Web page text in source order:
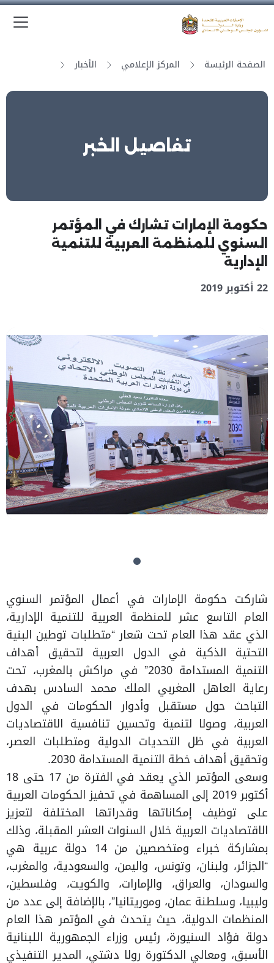
الصفحة الرئيسة المركز الإعلامي الأخبار
تفاصيل الخبر
حكومة الإمارات تشارك في المؤتمر
السنوي للمنظمة العربية للتنمية
الإدارية
22 أكتوبر 2019
شاركت حكومة الإمارات في أعمال المؤتمر السنوي
العام التاسع عشر للمنظمة العربية للتنمية الإدارية،
الذي عقد هذا العام تحت شعار “متطلبات توطين البنية
التحتية الذكية في الدول العربية لتحقيق أهداف
التنمية المستدامة 2030” في مراكش بالمغرب، تحت
رعاية العاهل المغربي الملك محمد السادس بهدف
التباحث حول مستقبل وأدوار الحكومات في الدول
العربية، وصولا لتنمية وتحسين تنافسية الاقتصاديات
العربية في ظل التحديات الدولية ومتطلبات العصر،
وتحقيق أهداف خطة التنمية المستدامة 2030.
وسعى المؤتمر الذي يعقد في الفترة من 17 حتى 18
أكتوبر 2019 إلى المساهمة في تحفيز الحكومات العربية
على توظيف إمكاناتها وقدراتها المختلفة لتعزيز
الاقتصاديات العربية خلال السنوات العشر المقبلة، وذلك
بمشاركة خبراء ومتخصصين من 14 دولة عربية هي
“الجزائر، ولبنان، وتونس، واليمن، والسعودية، والمغرب،
والسودان، والعراق، والإمارات، والكويت، وفلسطين،
وليبيا، وسلطنة عمان، وموريتانيا”، بالإضافة إلى عدد من
المنظمات الدولية، حيث يتحدث في المؤتمر هذا العام
دولة فؤاد السنيورة، رئيس وزراء الجمهورية اللبنانية
الأسبق، ومعالي الدكتورة رولا دشتي، المدير التنفيذي